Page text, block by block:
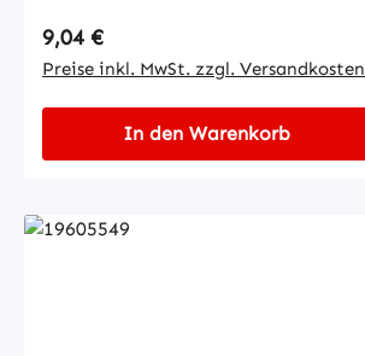
Regulärer Preis:
9,04 €
Preise inkl. MwSt. zzgl. Versandkosten
In den Warenkorb